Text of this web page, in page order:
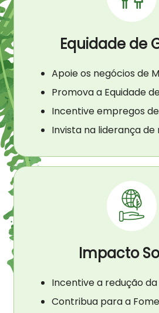
Equidade de
Apoie os negócios de
Promova a Equidade
Incentive empregos
Invista na liderança de
Impacto
Incentive a redução
Contribua para a